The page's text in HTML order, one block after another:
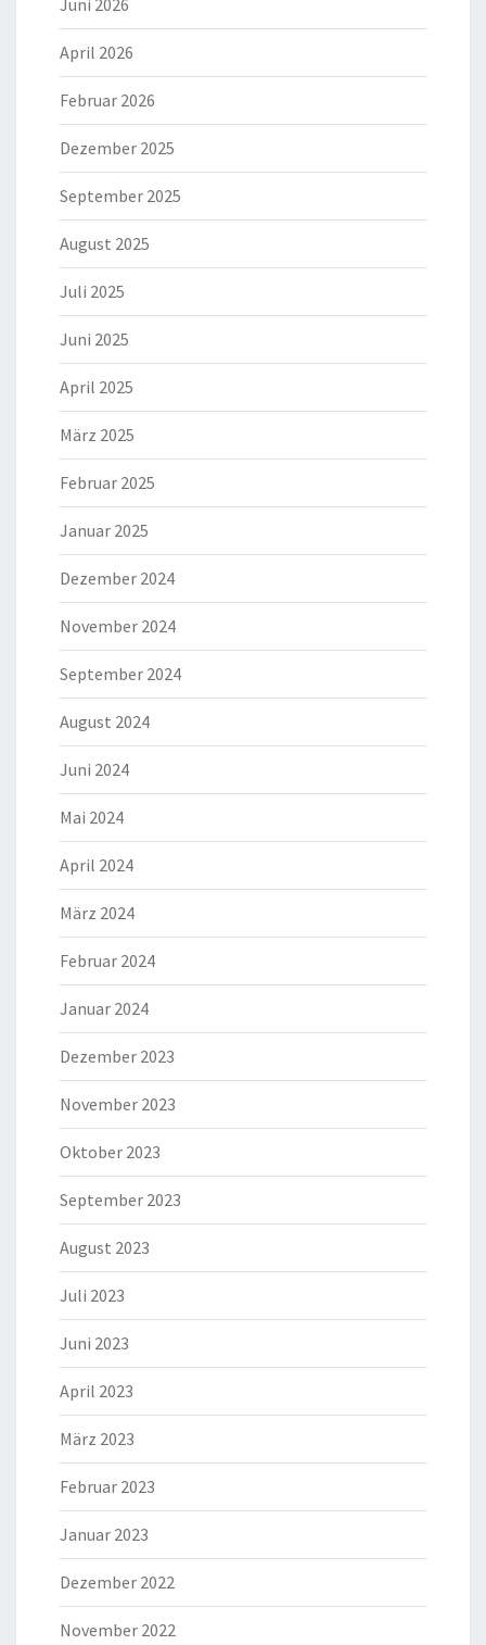
Juni 2026
April 2026
Februar 2026
Dezember 2025
September 2025
August 2025
Juli 2025
Juni 2025
April 2025
März 2025
Februar 2025
Januar 2025
Dezember 2024
November 2024
September 2024
August 2024
Juni 2024
Mai 2024
April 2024
März 2024
Februar 2024
Januar 2024
Dezember 2023
November 2023
Oktober 2023
September 2023
August 2023
Juli 2023
Juni 2023
April 2023
März 2023
Februar 2023
Januar 2023
Dezember 2022
November 2022